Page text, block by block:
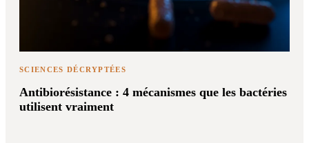
SCIENCES DÉCRYPTÉES
Antibiorésistance : 4 mécanismes que les bactéries
utilisent vraiment